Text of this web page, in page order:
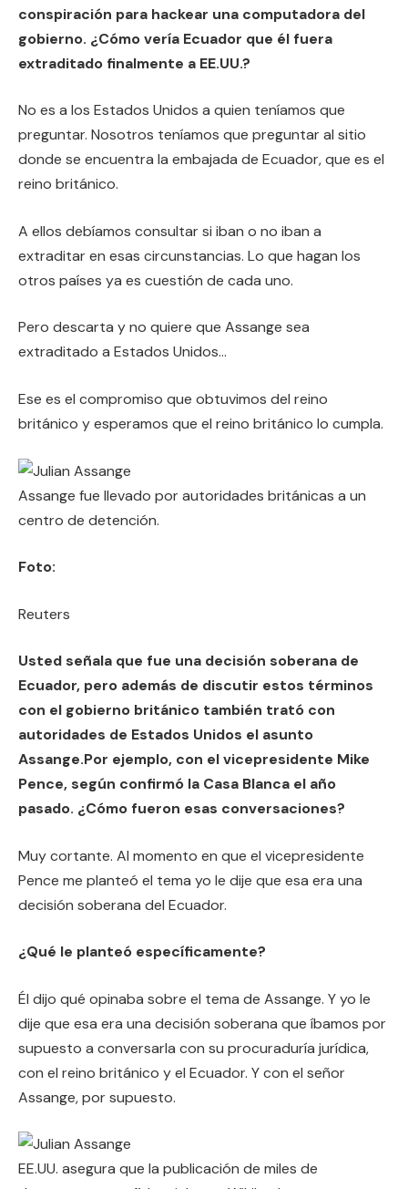
conspiración para hackear una computadora del
gobierno. ¿Cómo vería Ecuador que él fuera
extraditado finalmente a EE.UU.?
No es a los Estados Unidos a quien teníamos que
preguntar. Nosotros teníamos que preguntar al sitio
donde se encuentra la embajada de Ecuador, que es el
reino británico.
A ellos debíamos consultar si iban o no iban a
extraditar en esas circunstancias. Lo que hagan los
otros países ya es cuestión de cada uno.
Pero descarta y no quiere que Assange sea
extraditado a Estados Unidos…
Ese es el compromiso que obtuvimos del reino
británico y esperamos que el reino británico lo cumpla.
Assange fue llevado por autoridades británicas a un
centro de detención.
Foto:
Reuters
Usted señala que fue una decisión soberana de
Ecuador, pero además de discutir estos términos
con el gobierno británico también trató con
autoridades de Estados Unidos el asunto
Assange.Por ejemplo, con el vicepresidente Mike
Pence, según confirmó la Casa Blanca el año
pasado. ¿Cómo fueron esas conversaciones?
Muy cortante. Al momento en que el vicepresidente
Pence me planteó el tema yo le dije que esa era una
decisión soberana del Ecuador.
¿Qué le planteó específicamente?
Él dijo qué opinaba sobre el tema de Assange. Y yo le
dije que esa era una decisión soberana que íbamos por
supuesto a conversarla con su procuraduría jurídica,
con el reino británico y el Ecuador. Y con el señor
Assange, por supuesto.
EE.UU. asegura que la publicación de miles de